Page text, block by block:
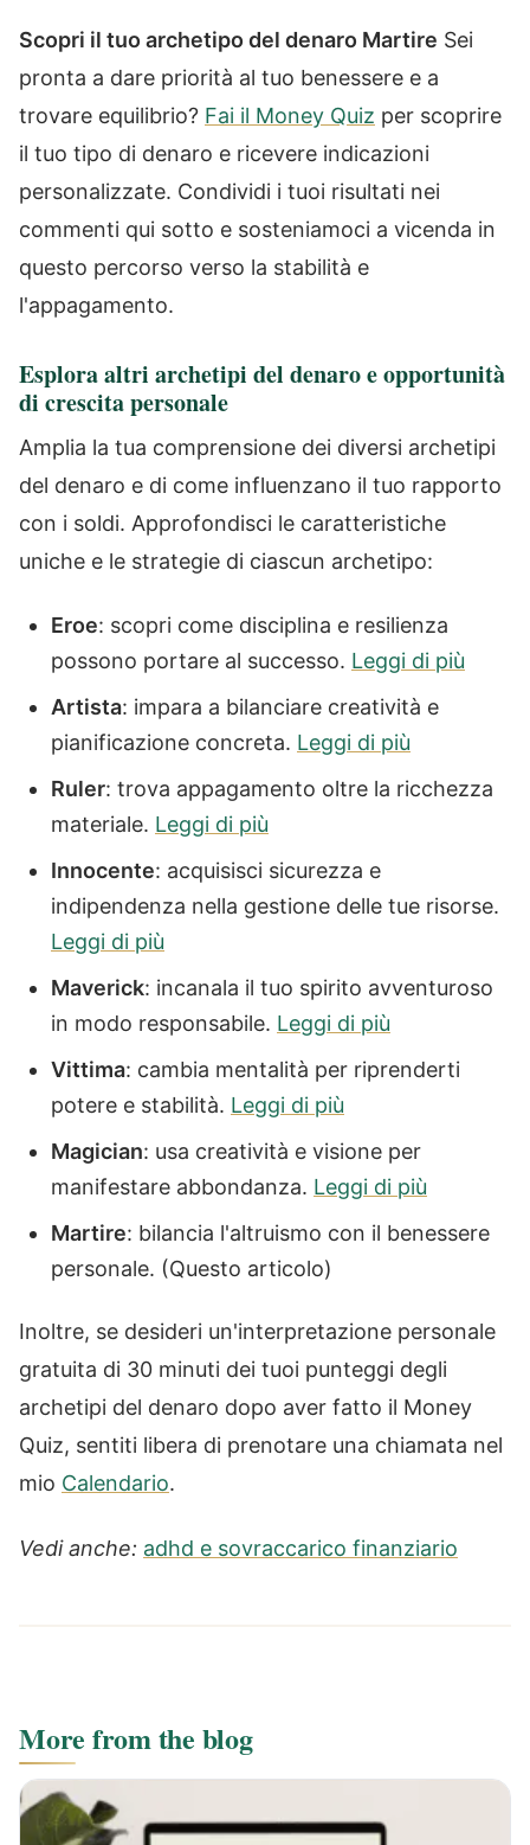
Scopri il tuo archetipo del denaro Martire Sei
pronta a dare priorità al tuo benessere e a
trovare equilibrio? Fai il Money Quiz per scoprire
il tuo tipo di denaro e ricevere indicazioni
personalizzate. Condividi i tuoi risultati nei
commenti qui sotto e sosteniamoci a vicenda in
questo percorso verso la stabilità e
l'appagamento.
Esplora altri archetipi del denaro e opportunità
di crescita personale
Amplia la tua comprensione dei diversi archetipi
del denaro e di come influenzano il tuo rapporto
con i soldi. Approfondisci le caratteristiche
uniche e le strategie di ciascun archetipo:
Eroe: scopri come disciplina e resilienza
possono portare al successo. Leggi di più
Artista: impara a bilanciare creatività e
pianificazione concreta. Leggi di più
Ruler: trova appagamento oltre la ricchezza
materiale. Leggi di più
Innocente: acquisisci sicurezza e
indipendenza nella gestione delle tue risorse.
Leggi di più
Maverick: incanala il tuo spirito avventuroso
in modo responsabile. Leggi di più
Vittima: cambia mentalità per riprenderti
potere e stabilità. Leggi di più
Magician: usa creatività e visione per
manifestare abbondanza. Leggi di più
Martire: bilancia l'altruismo con il benessere
personale. (Questo articolo)
Inoltre, se desideri un'interpretazione personale
gratuita di 30 minuti dei tuoi punteggi degli
archetipi del denaro dopo aver fatto il Money
Quiz, sentiti libera di prenotare una chiamata nel
mio Calendario.
Vedi anche: adhd e sovraccarico finanziario
More from the blog